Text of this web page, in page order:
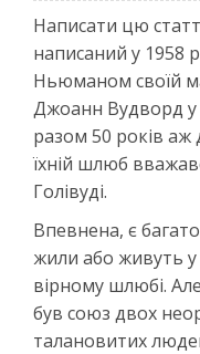
Написати цю
написаний у 1958
Ньюманом своїй
Джоанн Вудворд у
разом 50 років аж
їхній шлюб
Голівуді.
Впевнена, є багато
жили або живуть
вірному шлюбі.
був союз двох
талановитих